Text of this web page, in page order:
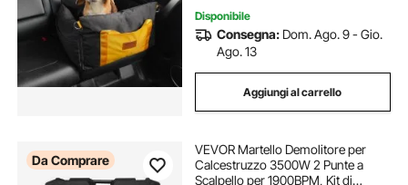
Disponibile
Consegna: Dom. Ago. 9 - Gio.
Ago. 13
Aggiungi al carrello
Da Comprare
VEVOR Martello Demolitore per
Calcestruzzo 3500W 2 Punte a
Scalpello per 1900BPM, Kit di